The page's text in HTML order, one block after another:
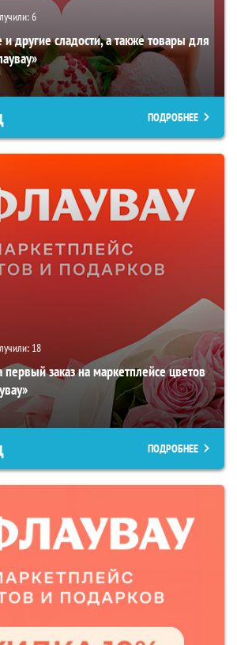
6
другие сладости, а также товары для
ПОДРОБНЕЕ
18
заказ на маркетплейсе цветов
ПОДРОБНЕЕ